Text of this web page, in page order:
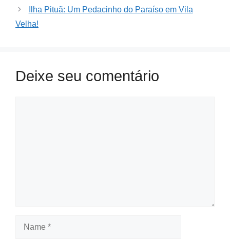
Ilha Pituã: Um Pedacinho do Paraíso em Vila
Velha!
Deixe seu comentário